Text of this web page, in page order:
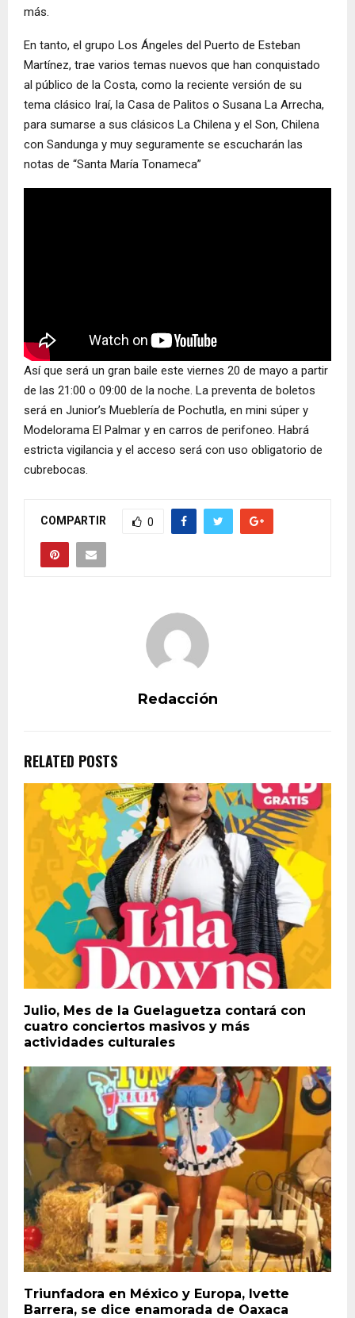
más.
En tanto, el grupo Los Ángeles del Puerto de Esteban
Martínez, trae varios temas nuevos que han conquistado
al público de la Costa, como la reciente versión de su
tema clásico Iraí, la Casa de Palitos o Susana La Arrecha,
para sumarse a sus clásicos La Chilena y el Son, Chilena
con Sandunga y muy seguramente se escucharán las
notas de “Santa María Tonameca”
Así que será un gran baile este viernes 20 de mayo a partir
de las 21:00 o 09:00 de la noche. La preventa de boletos
será en Junior’s Mueblería de Pochutla, en mini súper y
Modelorama El Palmar y en carros de perifoneo. Habrá
estricta vigilancia y el acceso será con uso obligatorio de
cubrebocas.
COMPARTIR 0
Redacción
RELATED POSTS
Julio, Mes de la Guelaguetza contará con
cuatro conciertos masivos y más
actividades culturales
Triunfadora en México y Europa, Ivette
Barrera, se dice enamorada de Oaxaca